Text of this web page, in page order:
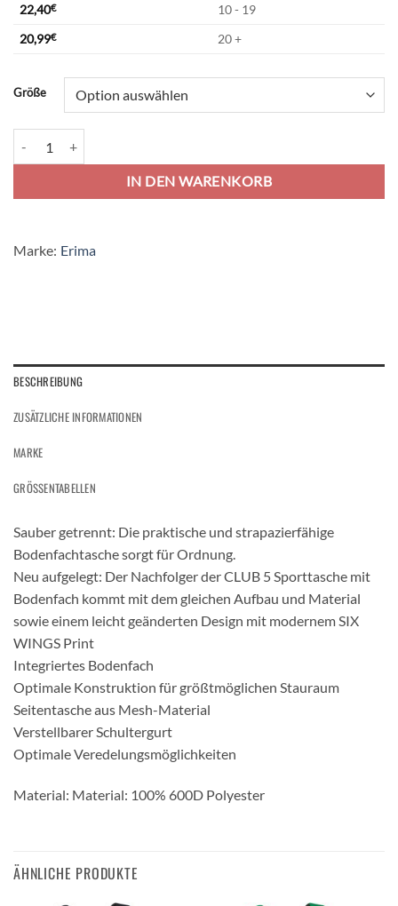
22,40€
10 - 19
20,99€ 20 +
Größe
IN DEN WARENKORB
Alternative:
Marke: Erima
BESCHREIBUNG
ZUSÄTZLICHE INFORMATIONEN
MARKE
GRÖSSENTABELLEN
Sauber getrennt: Die praktische und strapazierfähige
Bodenfachtasche sorgt für Ordnung.
Neu aufgelegt: Der Nachfolger der CLUB 5 Sporttasche mit
Bodenfach kommt mit dem gleichen Aufbau und Material
sowie einem leicht geänderten Design mit modernem SIX
WINGS Print
Integriertes Bodenfach
Optimale Konstruktion für größtmöglichen Stauraum
Seitentasche aus Mesh-Material
Verstellbarer Schultergurt
Optimale Veredelungsmöglichkeiten
Material: Material: 100% 600D Polyester
ÄHNLICHE PRODUKTE